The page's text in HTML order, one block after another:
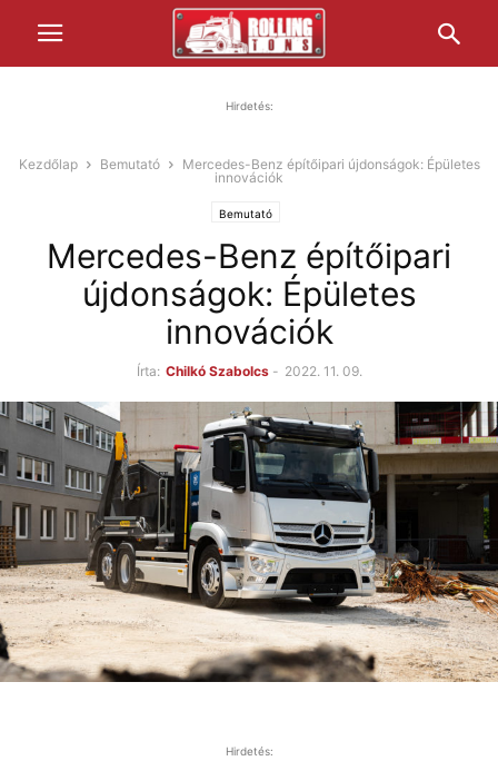
Hirdetés:
Kezdőlap Bemutató
Mercedes-Benz építőipari újdonságok: Épületes
innovációk
Bemutató
Mercedes-Benz építőipari
újdonságok: Épületes
innovációk
Írta: Chilkó Szabolcs - 2022. 11. 09.
Hirdetés: